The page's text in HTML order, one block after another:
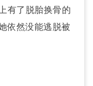
有了脱胎换骨的
依然没能逃脱被